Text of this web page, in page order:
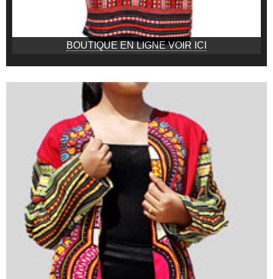
BOUTIQUE EN LIGNE VOIR ICI